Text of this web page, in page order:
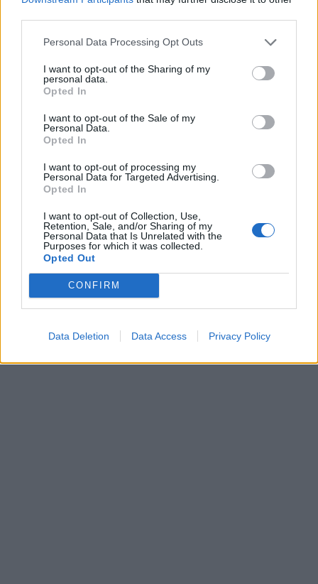
Personal Data Processing Opt Outs
I want to opt-out of the Sharing of my
personal data.
Opted In
I want to opt-out of the Sale of my
Personal Data.
Opted In
I want to opt-out of processing my
Personal Data for Targeted Advertising.
Opted In
I want to opt-out of Collection, Use,
Retention, Sale, and/or Sharing of my
Personal Data that Is Unrelated with the
Purposes for which it was collected.
Opted Out
CONFIRM
Data Deletion Data Access Privacy Policy